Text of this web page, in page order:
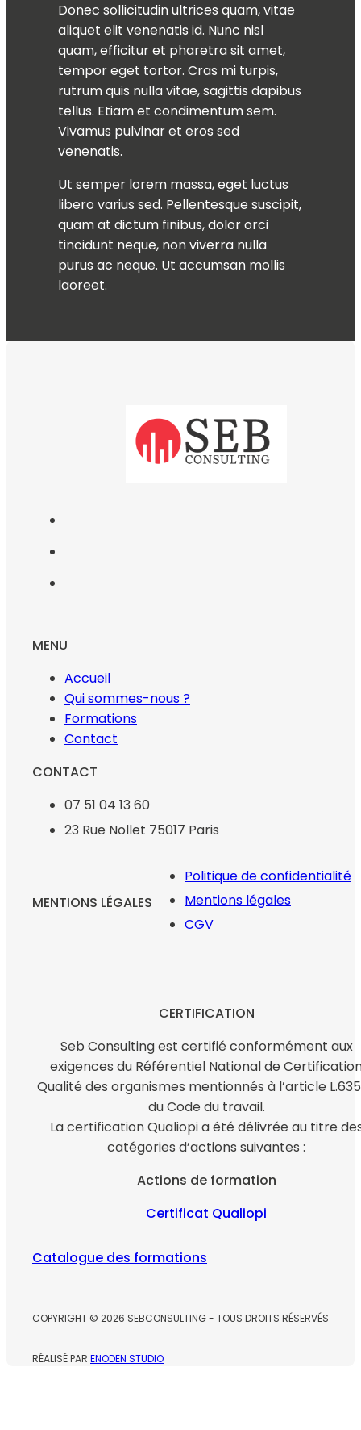
Donec sollicitudin ultrices quam, vitae
aliquet elit venenatis id. Nunc nisl
quam, efficitur et pharetra sit amet,
tempor eget tortor. Cras mi turpis,
rutrum quis nulla vitae, sagittis dapibus
tellus. Etiam et condimentum sem.
Vivamus pulvinar et eros sed
venenatis.
Ut semper lorem massa, eget luctus
libero varius sed. Pellentesque suscipit,
quam at dictum finibus, dolor orci
tincidunt neque, non viverra nulla
purus ac neque. Ut accumsan mollis
laoreet.
MENU
Accueil
Qui sommes-nous ?
Formations
Contact
CONTACT
07 51 04 13 60
23 Rue Nollet 75017 Paris
MENTIONS LÉGALES
Politique de confidentialité
Mentions légales
CGV
CERTIFICATION
Seb Consulting est certifié conformément aux
exigences du Référentiel National de
Qualité des organismes mentionnés à l’article
du Code du travail.
La certification Qualiopi a été délivrée au titre
catégories d’actions suivantes :
Actions de formation
Certificat Qualiopi
Catalogue des formations
COPYRIGHT © 2026 SEBCONSULTING - TOUS DROITS RÉSERVÉS
RÉALISÉ PAR ENODEN STUDIO